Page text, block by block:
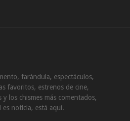
farándula, espectáculos,
favoritos, estrenos de cine,
los chismes más comentados,
es noticia, está aquí.